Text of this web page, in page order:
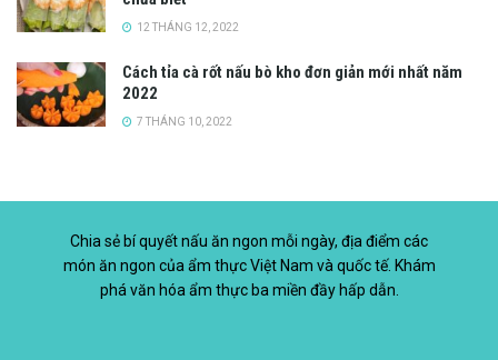
12 THÁNG 12, 2022
Cách tỉa cà rốt nấu bò kho đơn giản mới nhất năm
2022
7 THÁNG 10, 2022
Chia sẻ bí quyết nấu ăn ngon mỗi ngày, địa điểm các
món ăn ngon của ẩm thực Việt Nam và quốc tế. Khám
phá văn hóa ẩm thực ba miền đầy hấp dẫn.